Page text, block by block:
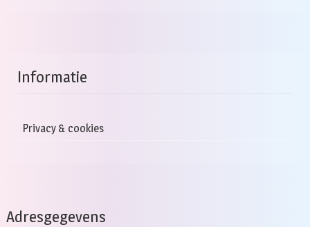
Informatie
Privacy & cookies
Adresgegevens